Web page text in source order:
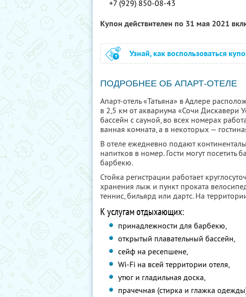
+7 (929) 850-08-43
Купон действителен по 31 мая 2021
Узнай, как воспользоваться
ПОДРОБНЕЕ ОБ АПАРТ-ОТЕЛЕ
Апарт-отель «Татьяна» в Адлере
в 2,5 км от аквариума «Сочи Дискавери
бассейн с сауной, во всех номерах
ванная комната, а в некоторых —
В отеле ежедневно подают
напитков в номер. Гости могут посетить
барбекю.
Стойка регистрации работает
хранения лыж и пункт проката
теннис, бильярд или дартс. На
К услугам отдыхающих:
принадлежности для барбекю,
открытый плавательный бассейн,
сейф на ресепшене,
Wi-Fi на всей территории отеля,
утюг и гладильная доска,
прачечная (стирка и глажка